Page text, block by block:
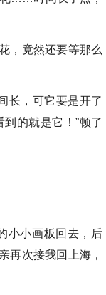
，竟然还要等那么
长，可它要是开了
的就是它！”顿了
小小画板回去，后
再次接我回上海，